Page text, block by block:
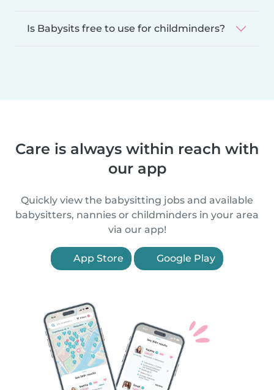
Is Babysits free to use for childminders?
Care is always within reach with
our app
Quickly view the babysitting jobs and available
babysitters, nannies or childminders in your area
via our app!
App Store Google Play